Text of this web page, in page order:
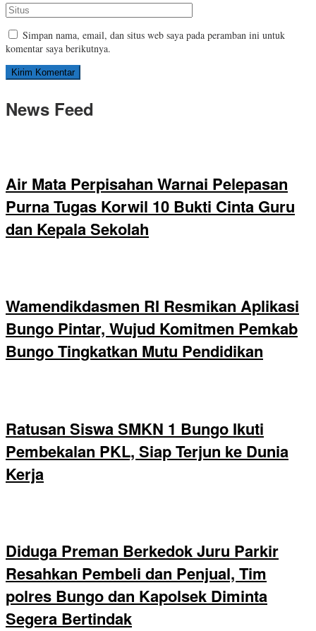
Simpan nama, email, dan situs web saya pada peramban ini untuk
komentar saya berikutnya.
News Feed
Air Mata Perpisahan Warnai Pelepasan
Purna Tugas Korwil 10 Bukti Cinta Guru
dan Kepala Sekolah
Wamendikdasmen RI Resmikan Aplikasi
Bungo Pintar, Wujud Komitmen Pemkab
Bungo Tingkatkan Mutu Pendidikan
Ratusan Siswa SMKN 1 Bungo Ikuti
Pembekalan PKL, Siap Terjun ke Dunia
Kerja
Diduga Preman Berkedok Juru Parkir
Resahkan Pembeli dan Penjual, Tim
polres Bungo dan Kapolsek Diminta
Segera Bertindak